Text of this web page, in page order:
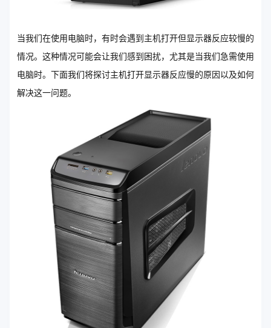
当我们在使用电脑时，有时会遇到主机打开但显示器反应较慢的
情况。这种情况可能会让我们感到困扰，尤其是当我们急需使用
电脑时。下面我们将探讨主机打开显示器反应慢的原因以及如何
解决这一问题。